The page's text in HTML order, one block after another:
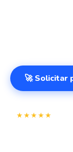
🚀 Solicitar
★★★★★